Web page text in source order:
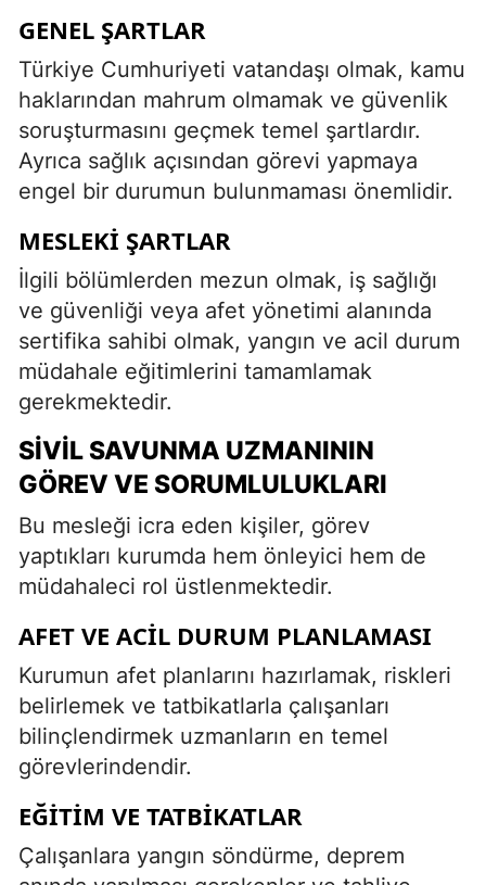
GENEL ŞARTLAR
Türkiye Cumhuriyeti vatandaşı olmak, kamu
haklarından mahrum olmamak ve güvenlik
soruşturmasını geçmek temel şartlardır.
Ayrıca sağlık açısından görevi yapmaya
engel bir durumun bulunmaması önemlidir.
MESLEKI ŞARTLAR
İlgili bölümlerden mezun olmak, iş sağlığı
ve güvenliği veya afet yönetimi alanında
sertifika sahibi olmak, yangın ve acil durum
müdahale eğitimlerini tamamlamak
gerekmektedir.
SIVIL SAVUNMA UZMANININ
GÖREV VE SORUMLULUKLARI
Bu mesleği icra eden kişiler, görev
yaptıkları kurumda hem önleyici hem de
müdahaleci rol üstlenmektedir.
AFET VE ACIL DURUM PLANLAMASI
Kurumun afet planlarını hazırlamak, riskleri
belirlemek ve tatbikatlarla çalışanları
bilinçlendirmek uzmanların en temel
görevlerindendir.
EĞITIM VE TATBIKATLAR
Çalışanlara yangın söndürme, deprem